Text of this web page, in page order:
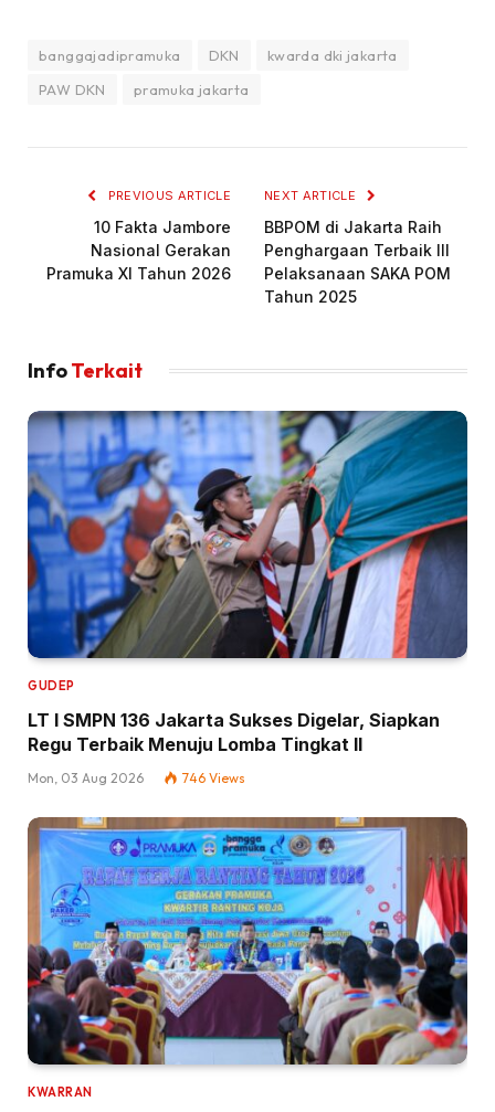
banggajadipramuka DKN
kwarda dki jakarta
PAW DKN
pramuka jakarta
PREVIOUS ARTICLE
10 Fakta Jambore
Nasional Gerakan
Pramuka XI Tahun 2026
NEXT ARTICLE
BBPOM di Jakarta Raih
Penghargaan Terbaik III
Pelaksanaan SAKA POM
Tahun 2025
InfoTerkait
GUDEP
LT I SMPN 136 Jakarta Sukses Digelar, Siapkan
Regu Terbaik Menuju Lomba Tingkat II
Mon, 03 Aug 2026 746 Views
KWARRAN